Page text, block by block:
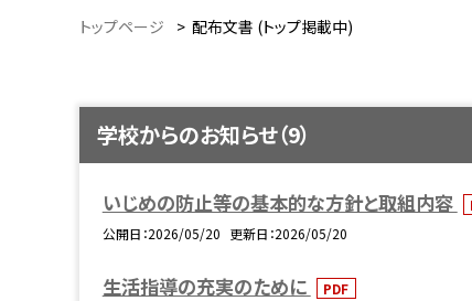
トップページ > 配布文書 (トップ掲載中)
学校からのお知らせ（9）
いじめの防止等の基本的な方針と取組内容
公開日 2026/05/20 更新日 2026/05/20
生活指導の充実のために
PDF